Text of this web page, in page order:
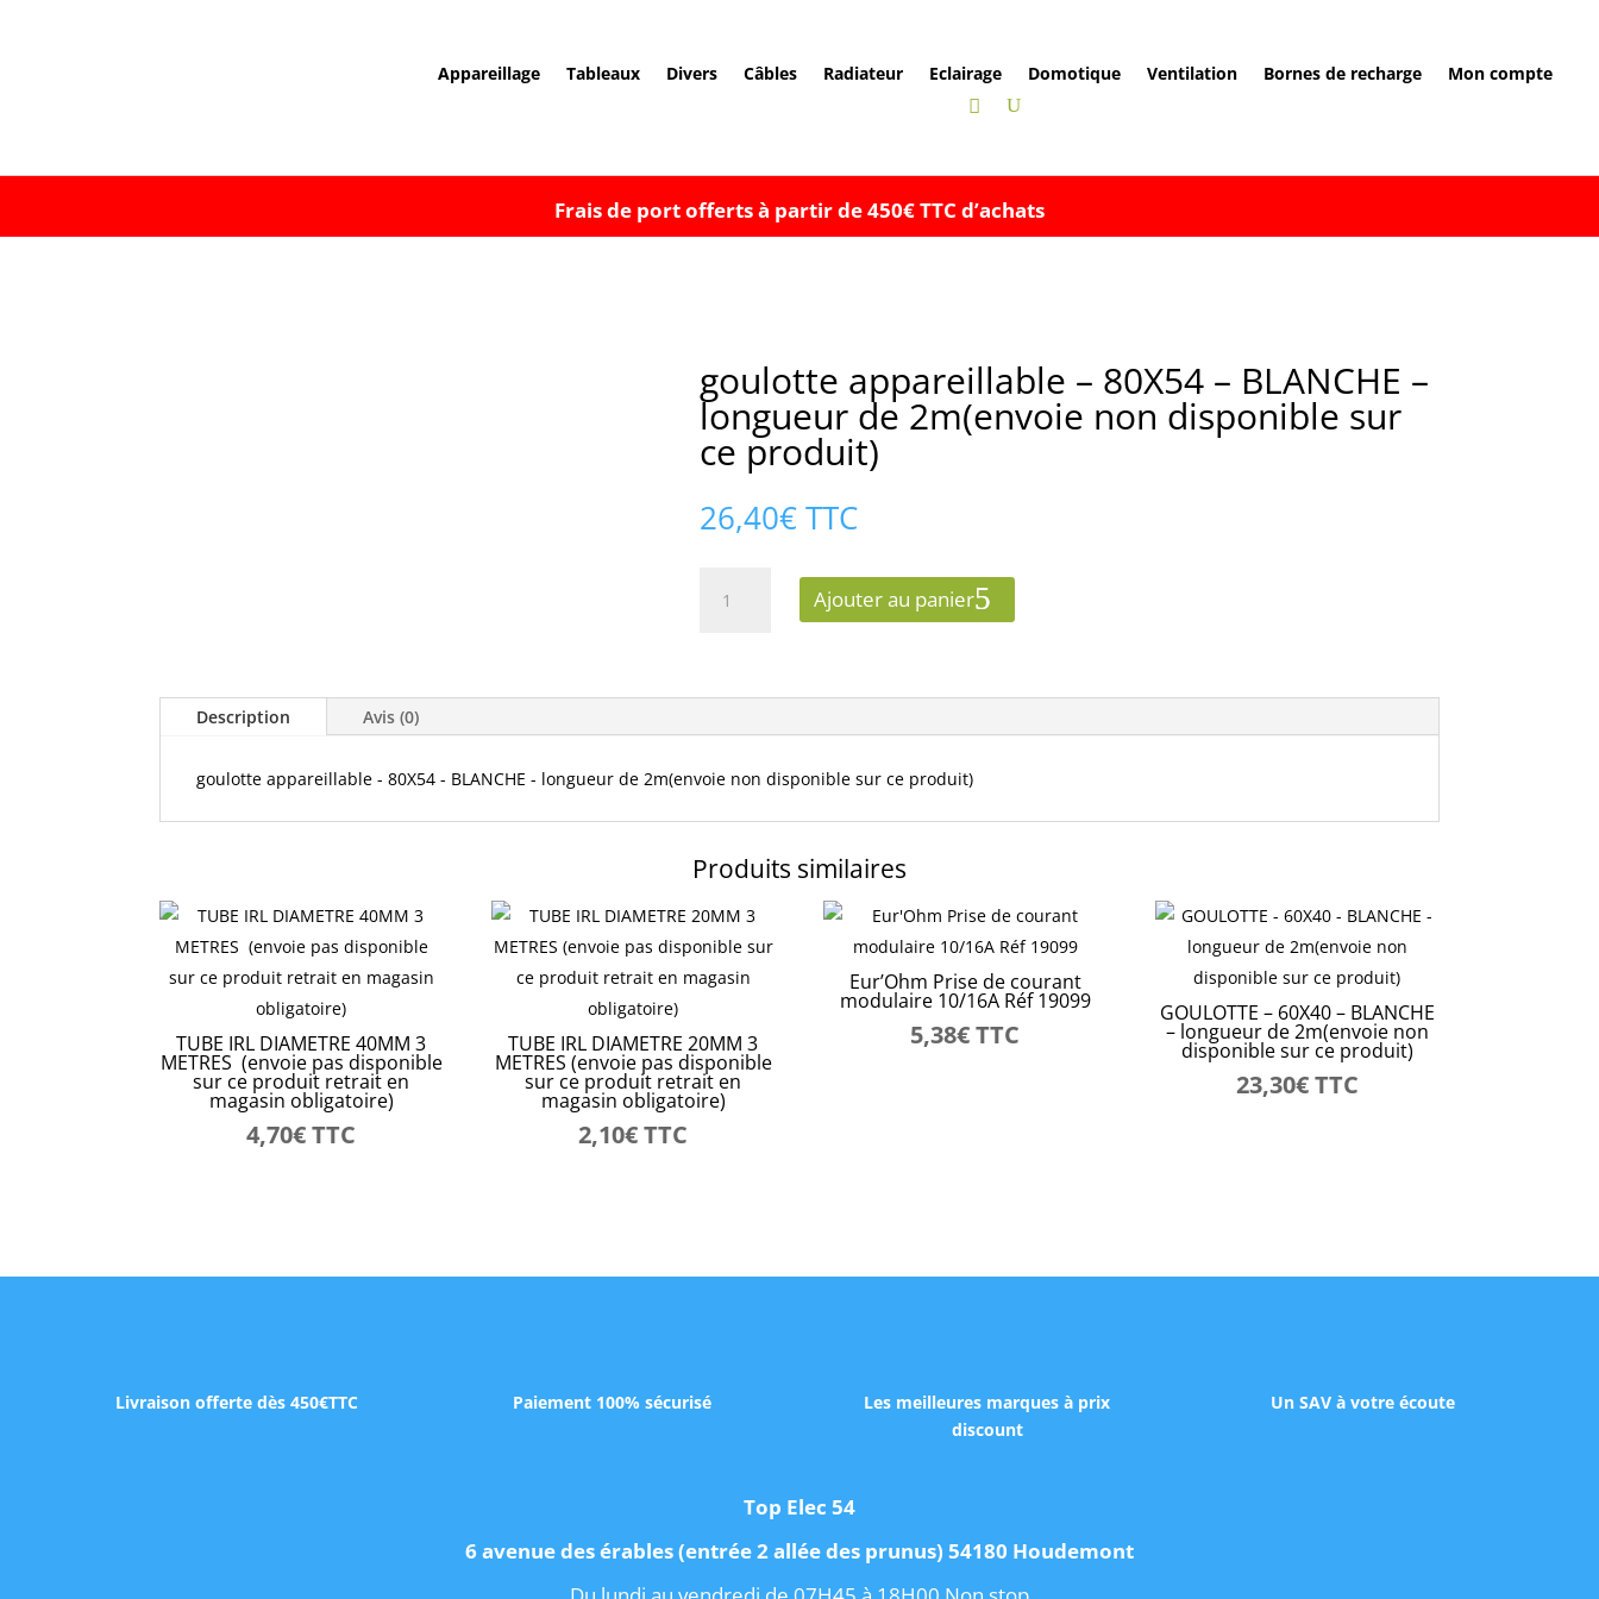
Appareillage Tableaux Divers Câbles Radiateur Eclairage Domotique Ventilation Bornes de recharge Mon compte
Frais de port offerts à partir de 450€ TTC d’achats
goulotte appareillable – 80X54 – BLANCHE –
longueur de 2m(envoie non disponible sur
ce produit)
26,40€TTC
BLANCHE
longueur
2m(envoie
non
disponible
ce
Ajouter au panier
Description Avis (0)
goulotte appareillable - 80X54 - BLANCHE - longueur de 2m(envoie non disponible sur ce produit)
Produits similaires
TUBE IRL DIAMETRE 40MM 3
METRES (envoie pas disponible
sur ce produit retrait en
magasin obligatoire)
4,70€ TTC
TUBE IRL DIAMETRE 20MM 3
METRES (envoie pas disponible
sur ce produit retrait en
magasin obligatoire)
2,10€ TTC
Eur’Ohm Prise de courant
modulaire 10/16A Réf 19099
5,38€ TTC
GOULOTTE – 60X40 – BLANCHE
– longueur de 2m(envoie non
disponible sur ce produit)
23,30€TTC
Livraison offerte dès 450€TTC Paiement 100% sécurisé
Les meilleures marques à prix
discount
Un SAV à votre écoute
Top Elec 54
6 avenue des érables (entrée 2 allée des prunus) 54180 Houdemont